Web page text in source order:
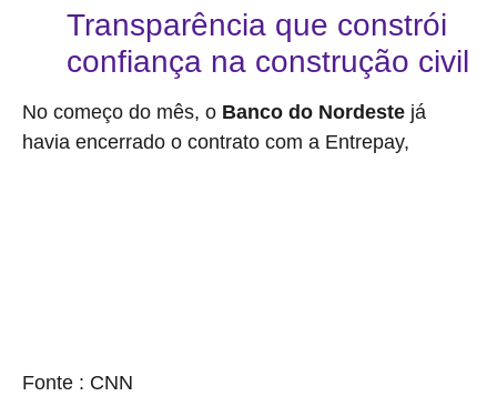
Transparência que constrói
confiança na construção civil
No começo do mês, o Banco do Nordeste já
havia encerrado o contrato com a Entrepay,
Fonte : CNN